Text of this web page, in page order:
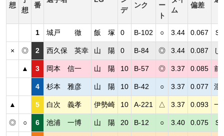
想
想
番
デ
ンク
ー
ト
ム
偏差
1 城戸 徹 飯 塚 0 B-102 ○ 3.44 0.067 Ｓ
× ◎ 2 西久保 英幸 山 陽 0 B-84 ◎ 3.44 0.087 し
▲ 3 岡本 信一 山 陽 10 B-57 ◎ 3.37 0.085 前
4 杉本 雅彦 山 陽 10 B-42 ○ 3.37 0.077 混
▲ 5 白次 義孝 伊勢崎 10 A-221 △ 3.37 0.093 一
◎ ○ 6 池浦 一博 山 陽 20 B-12 ○ 3.40 0.075 Ｓ